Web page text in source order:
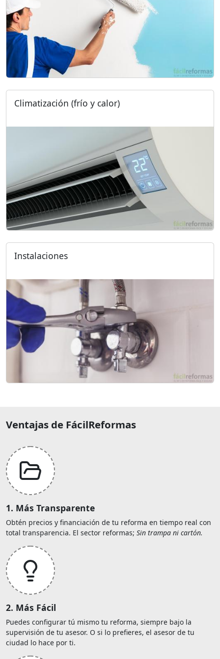
Climatización (frío y calor)
Instalaciones
Ventajas de FácilReformas
1. Más Transparente
Obtén precios y financiación de tu reforma en tiempo real con
total transparencia. El sector reformas; Sin trampa ni cartón.
2. Más Fácil
Puedes configurar tú mismo tu reforma, siempre bajo la
supervisión de tu asesor. O si lo prefieres, el asesor de tu
ciudad lo hace por ti.